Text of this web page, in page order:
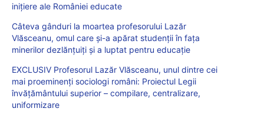
inițiere ale României educate
Câteva gânduri la moartea profesorului Lazăr
Vlăsceanu, omul care și-a apărat studenții în fața
minerilor dezlănțuiți și a luptat pentru educație
EXCLUSIV Profesorul Lazăr Vlăsceanu, unul dintre cei
mai proeminenți sociologi români: Proiectul Legii
învățământului superior – compilare, centralizare,
uniformizare